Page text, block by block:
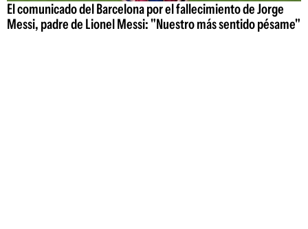
El comunicado del Barcelona por el fallecimiento de Jorge
Messi, padre de Lionel Messi: "Nuestro más sentido pésame"